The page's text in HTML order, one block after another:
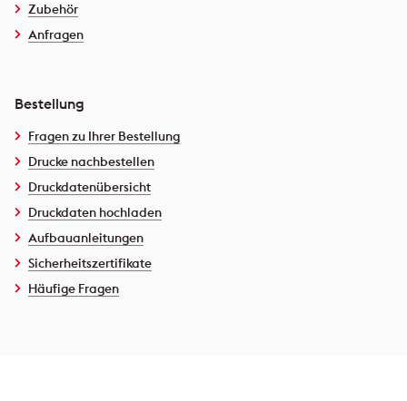
Zubehör
Anfragen
Bestellung
Fragen zu Ihrer Bestellung
Drucke nachbestellen
Druckdatenübersicht
Druckdaten hochladen
Aufbauanleitungen
Sicherheitszertifikate
Häufige Fragen